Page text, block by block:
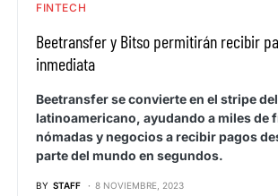
FINTECH
Beetransfer y Bitso permitirán recibir
inmediata
Beetransfer se convierte en el stripe
latinoamericano, ayudando a miles de
nómadas y negocios a recibir pagos
parte del mundo en segundos.
BY STAFF 8 NOVIEMBRE, 2023